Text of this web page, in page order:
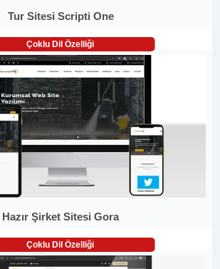
Tur Sitesi Scripti One
Çoklu Dil Özelliği
Hazır Şirket Sitesi Gora
Çoklu Dil Özelliği